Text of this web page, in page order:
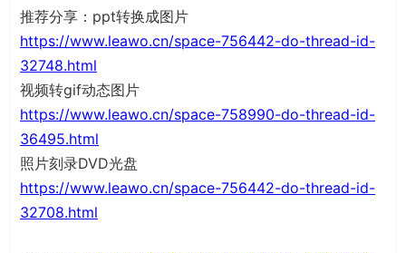
推荐分享：ppt转换成图片
https://www.leawo.cn/space-756442-do-thread-id-
32748.html
视频转gif动态图片
https://www.leawo.cn/space-758990-do-thread-id-
36495.html
照片刻录DVD光盘
https://www.leawo.cn/space-756442-do-thread-id-
32708.html